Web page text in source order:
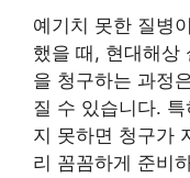
예기치 못한 질병
했을 때, 현대해상
을 청구하는 과정
질 수 있습니다.
지 못하면 청구가
리 꼼꼼하게 준비